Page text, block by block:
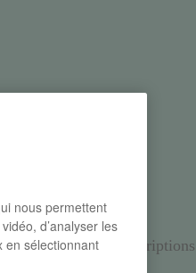
partenaires inscriptions
nous permettent
d’analyser les
en sélectionnant